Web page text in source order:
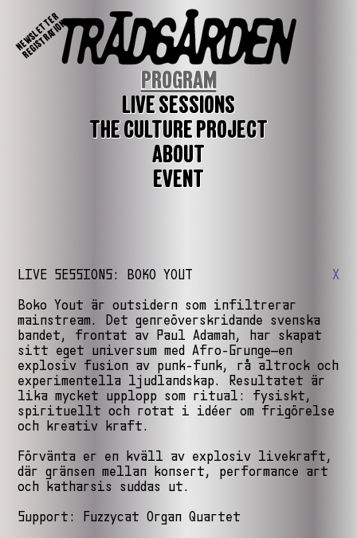
NEWSLETTER
REGISTRATION
PROGRAM
LIVE SESSIONS
THE CULTURE PROJECT
ABOUT
EVENT
LIVE SESSIONS: BOKO YOUT
Boko Yout är outsidern som infiltrerar
mainstream. Det genreöverskridande svenska
bandet, frontat av Paul Adamah, har skapat
sitt eget universum med Afro-Grunge–en
explosiv fusion av punk-funk, rå altrock och
experimentella ljudlandskap. Resultatet är
lika mycket upplopp som ritual: fysiskt,
spirituellt och rotat i idéer om frigörelse
och kreativ kraft.
Förvänta er en kväll av explosiv livekraft,
där gränsen mellan konsert, performance art
och katharsis suddas ut.
Support: Fuzzycat Organ Quartet
X